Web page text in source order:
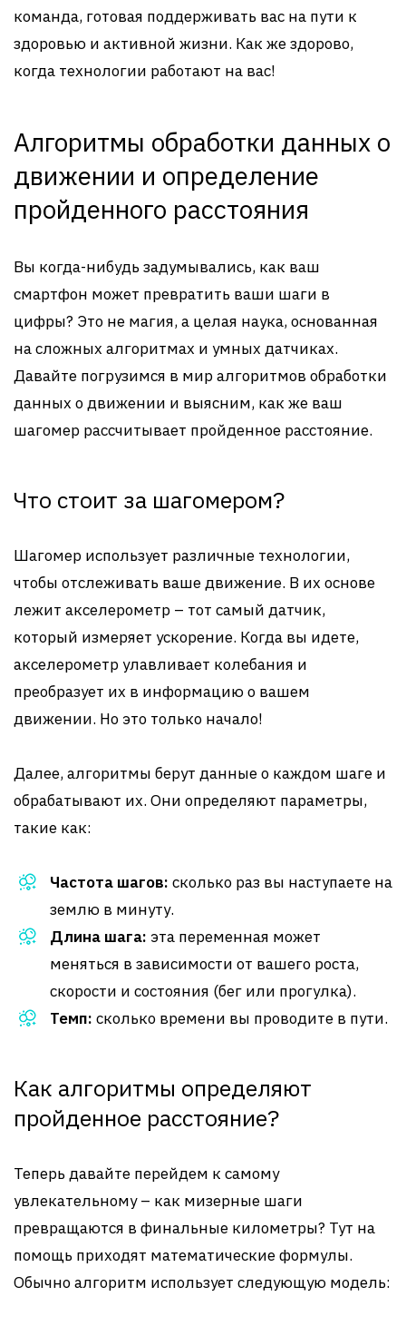
команда, готовая поддерживать вас на пути к
здоровью и активной жизни. Как же здорово,
когда технологии работают на вас!
Алгоритмы обработки данных о
движении и определение
пройденного расстояния
Вы когда-нибудь задумывались, как ваш
смартфон может превратить ваши шаги в
цифры? Это не магия, а целая наука, основанная
на сложных алгоритмах и умных датчиках.
Давайте погрузимся в мир алгоритмов обработки
данных о движении и выясним, как же ваш
шагомер рассчитывает пройденное расстояние.
Что стоит за шагомером?
Шагомер использует различные технологии,
чтобы отслеживать ваше движение. В их основе
лежит акселерометр – тот самый датчик,
который измеряет ускорение. Когда вы идете,
акселерометр улавливает колебания и
преобразует их в информацию о вашем
движении. Но это только начало!
Далее, алгоритмы берут данные о каждом шаге и
обрабатывают их. Они определяют параметры,
такие как:
Частота шагов: сколько раз вы наступаете на
землю в минуту.
Длина шага: эта переменная может
меняться в зависимости от вашего роста,
скорости и состояния (бег или прогулка).
Темп: сколько времени вы проводите в пути.
Как алгоритмы определяют
пройденное расстояние?
Теперь давайте перейдем к самому
увлекательному – как мизерные шаги
превращаются в финальные километры? Тут на
помощь приходят математические формулы.
Обычно алгоритм использует следующую модель: